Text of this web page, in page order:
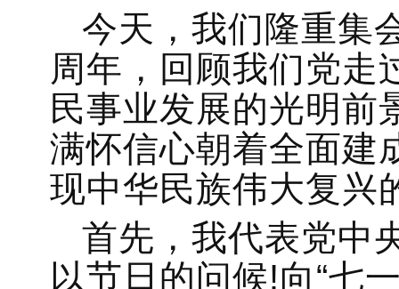
今天，我们隆重集
周年，回顾我们党走
民事业发展的光明前
满怀信心朝着全面建
现中华民族伟大复兴
首先，我代表党中
以节日的问候!向“七